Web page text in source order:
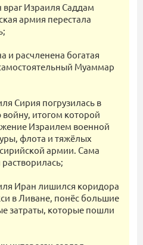
Израиля Саддам
армия перестала
и расчленена богатая
Муаммар
Сирия погрузилась в
итогом которой
Израилем военной
флота и тяжёлых
армии. Сама
Иран лишился коридора
в Ливане, понёс большие
затраты, которые пошли